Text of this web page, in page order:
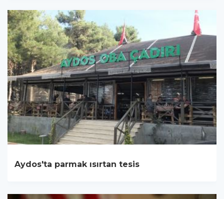
Aydos'ta parmak ısırtan tesis